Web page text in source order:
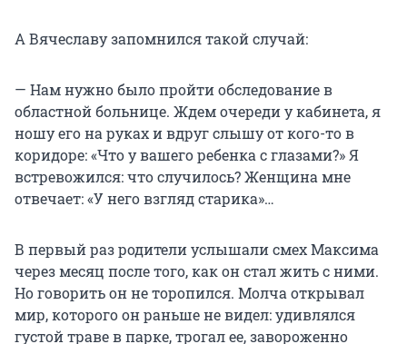
А Вячеславу запомнился такой случай:
— Нам нужно было пройти обследование в
областной больнице. Ждем очереди у кабинета, я
ношу его на руках и вдруг слышу от кого-то в
коридоре: «Что у вашего ребенка с глазами?» Я
встревожился: что случилось? Женщина мне
отвечает: «У него взгляд старика»…
В первый раз родители услышали смех Максима
через месяц после того, как он стал жить с ними.
Но говорить он не торопился. Молча открывал
мир, которого он раньше не видел: удивлялся
густой траве в парке, трогал ее, завороженно